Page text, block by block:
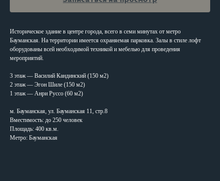
Историческое здание в центре города, всего в семи минутах от метро
Бауманская. На территории имеется охраняемая парковка. Залы в стиле лофт
оборудованы всей необходимой техникой и мебелью для проведения
мероприятий.
3 этаж — Василий Кандинский (150 м2)
2 этаж — Эгон Шиле (150 м2)
1 этаж — Анри Руссо (60 м2)
м. Бауманская, ул. Бауманская 11, стр.8
Вместимость: до 250 человек
Площадь: 400 кв.м.
Метро: Бауманская